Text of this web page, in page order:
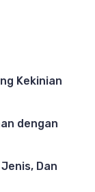
Kekinian
dengan
Dan